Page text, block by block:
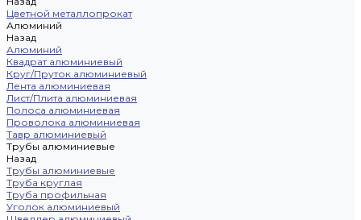
Цветной металлопрокат
Алюминий
Назад
Алюминий
Квадрат алюминиевый
Круг/Пруток алюминиевый
Лента алюминиевая
Лист/Плита алюминиевая
Полоса алюминиевая
Проволока алюминиевая
Тавр алюминиевый
Трубы алюминиевые
Назад
Трубы алюминиевые
Труба круглая
Труба профильная
Уголок алюминиевый